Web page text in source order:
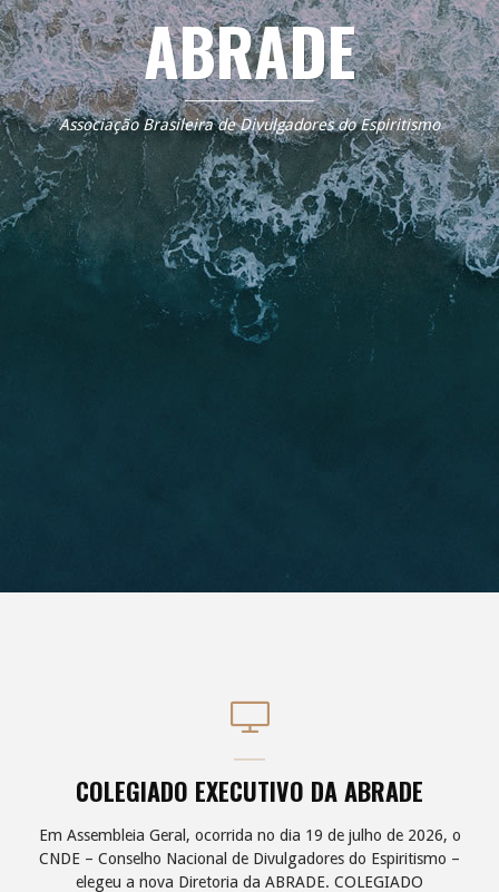
ABRADE
Associação Brasileira de Divulgadores do Espiritismo
COLEGIADO EXECUTIVO DA ABRADE
Em Assembleia Geral, ocorrida no dia 19 de julho de 2026, o
CNDE – Conselho Nacional de Divulgadores do Espiritismo –
elegeu a nova Diretoria da ABRADE. COLEGIADO